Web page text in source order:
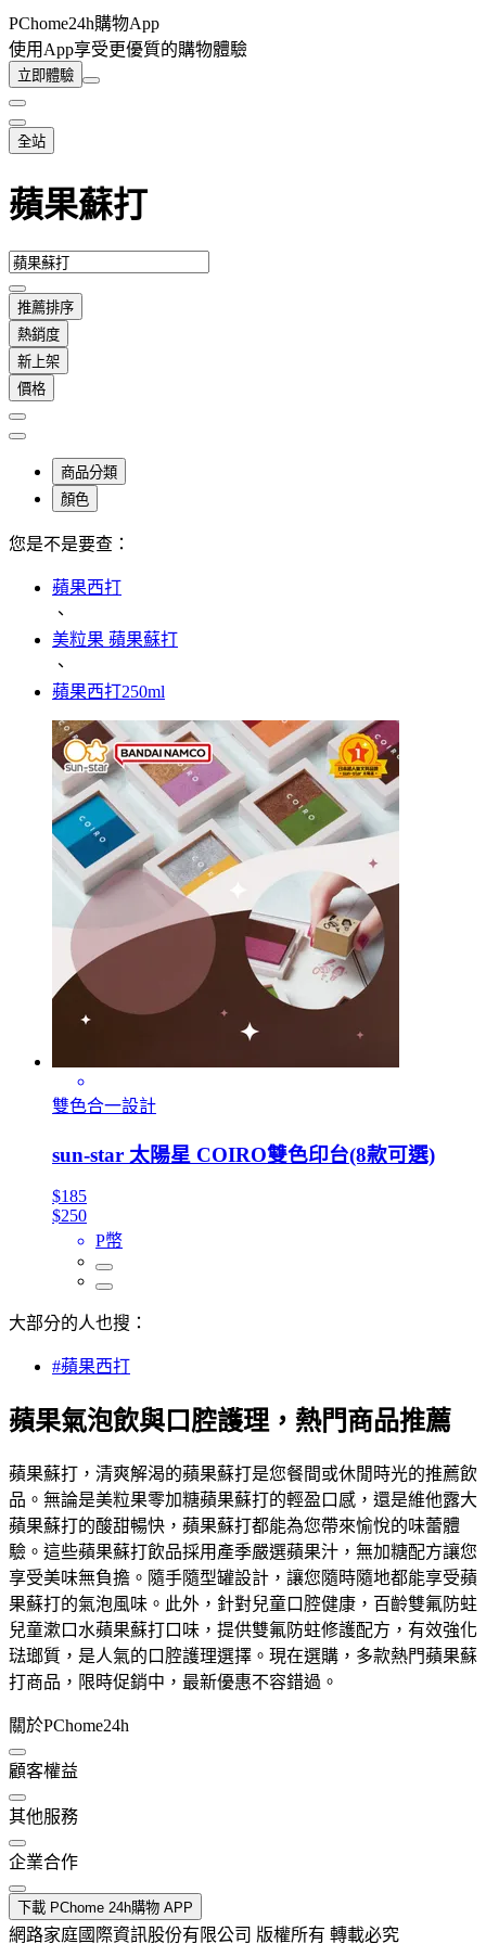
PChome24h購物App
使用App享受更優質的購物體驗
立即體驗
全站
蘋果蘇打
推薦排序
熱銷度
新上架
價格
商品分類
顏色
您是不是要查：
蘋果西打
、
美粒果 蘋果蘇打
、
蘋果西打250ml
雙色合一設計
sun-star 太陽星 COIRO雙色印台(8款可選)
$185
$250
P幣
大部分的人也搜：
#蘋果西打
蘋果氣泡飲與口腔護理，熱門商品推薦
蘋果蘇打，清爽解渴的蘋果蘇打是您餐間或休閒時光的推薦飲
品。無論是美粒果零加糖蘋果蘇打的輕盈口感，還是維他露大
蘋果蘇打的酸甜暢快，蘋果蘇打都能為您帶來愉悅的味蕾體
驗。這些蘋果蘇打飲品採用產季嚴選蘋果汁，無加糖配方讓您
享受美味無負擔。隨手隨型罐設計，讓您隨時隨地都能享受蘋
果蘇打的氣泡風味。此外，針對兒童口腔健康，百齡雙氟防蛀
兒童漱口水蘋果蘇打口味，提供雙氟防蛀修護配方，有效強化
琺瑯質，是人氣的口腔護理選擇。現在選購，多款熱門蘋果蘇
打商品，限時促銷中，最新優惠不容錯過。
關於PChome24h
顧客權益
其他服務
企業合作
下載 PChome 24h購物 APP
網路家庭國際資訊股份有限公司 版權所有 轉載必究